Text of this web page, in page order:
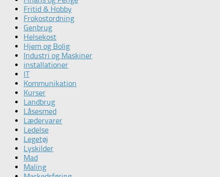
Fritid & Hobby
Frokostordning
Genbrug
Helsekost
Hjem og Bolig
Industri og Maskiner
installationer
IT
Kommunikation
Kurser
Landbrug
Låsesmed
Lædervarer
Ledelse
Legetøj
Lyskilder
Mad
Maling